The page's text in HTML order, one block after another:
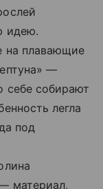
идею.
на плавающие
—
себе собирают
легла
под
материал,